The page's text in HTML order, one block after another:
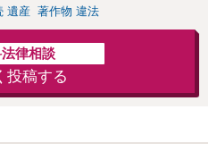
遺産 著作物 違法
律相談
投稿する